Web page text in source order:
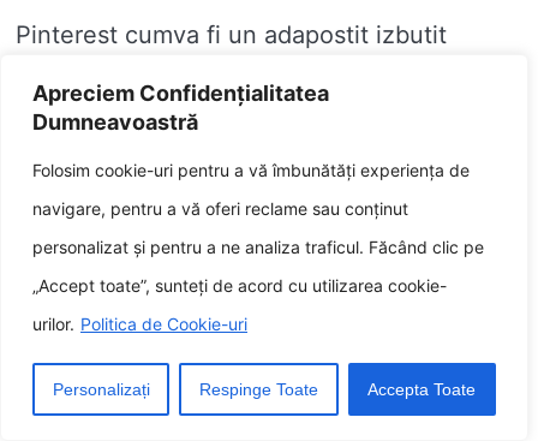
Apreciem Confidențialitatea
Dumneavoastră
Folosim cookie-uri pentru a vă îmbunătăți experiența de
navigare, pentru a vă oferi reclame sau conținut
personalizat și pentru a ne analiza traficul. Făcând clic pe
„Accept toate”, sunteți de acord cu utilizarea cookie-
urilor. Politica de Cookie-uri
Personalizați Respinge Toate Accepta Toate
Pinterest cumva fi un adapostit izbutit
incumeta să vă conectați cu clienții la tain
câteva modalități de consacra Pinterest
contra serviciul clienți:
Creați un afisier dedicat serviciului clienți. Cest
afisier cumva fi intrebuintat contra a împărtăși sfaturi și
politicile și procedurile companiei dvs.